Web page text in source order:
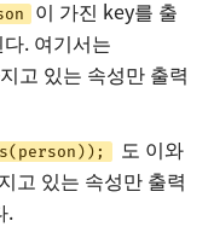
이 가진 key를 출
. 여기서는
고 있는 속성만 출력
도 이와
고 있는 속성만 출력
.